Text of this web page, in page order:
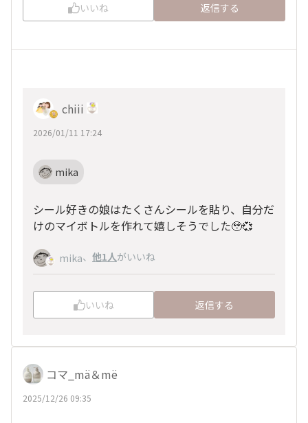
いいね 返信する
chiii
2026/01/11 17:24
mika
シール好きの娘はたくさんシールを貼り、自分だ
けのマイボトルを作れて嬉しそうでした🥹💞
mika、 他1人がいいね
いいね 返信する
コマ_mä＆më
2025/12/26 09:35